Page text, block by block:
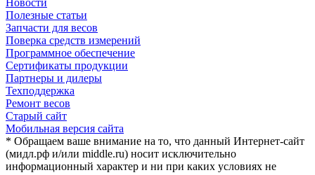
Новости
Полезные статьи
Запчасти для весов
Поверка средств измерений
Программное обеспечение
Сертификаты продукции
Партнеры и дилеры
Техподдержка
Ремонт весов
Старый сайт
Мобильная версия сайта
* Обращаем ваше внимание на то, что данный Интернет-сайт
(мидл.рф и/или middle.ru) носит исключительно
информационный характер и ни при каких условиях не